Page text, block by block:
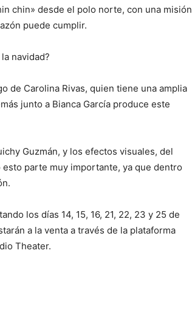
chin» desde el polo norte, con una misión
puede cumplir.
navidad?
de Carolina Rivas, quien tiene una amplia
junto a Bianca García produce este
Guzmán, y los efectos visuales, del
parte muy importante, ya que dentro
los días 14, 15, 16, 21, 22, 23 y 25 de
a la venta a través de la plataforma
Theater.